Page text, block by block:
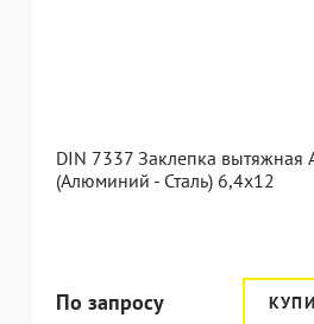
DIN 7337 Заклепка вытяжная
(Алюминий - Сталь) 6,4x12
По запросу